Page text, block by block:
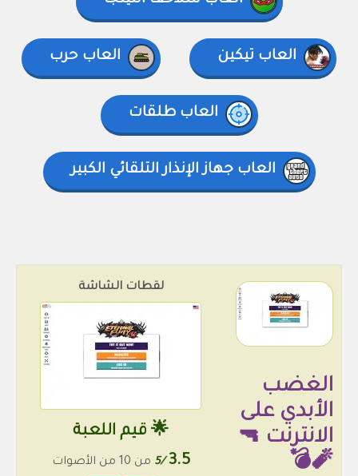
العاب تيكين العاب حرب
العاب طلقات
العاب جهاز الإنذار التلقائي الكبير
لقطات الشاشة
🌟 قيم اللعبة
3.5
/5 من 10 من الأصوات
الغضب
الأبدي على
الانترنت 🔫
🧨💣